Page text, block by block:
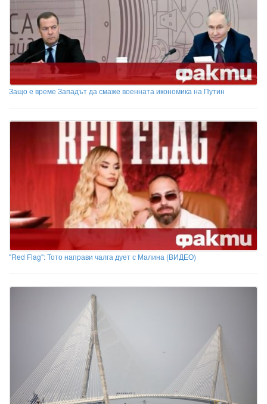
Защо е време Западът да смаже военната икономика на Путин
"Red Flag": Тото направи чалга дует с Малина (ВИДЕО)